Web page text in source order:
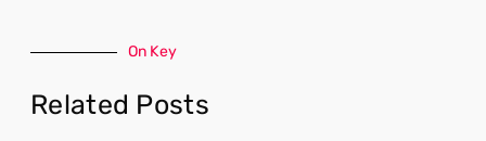
On Key
Related Posts